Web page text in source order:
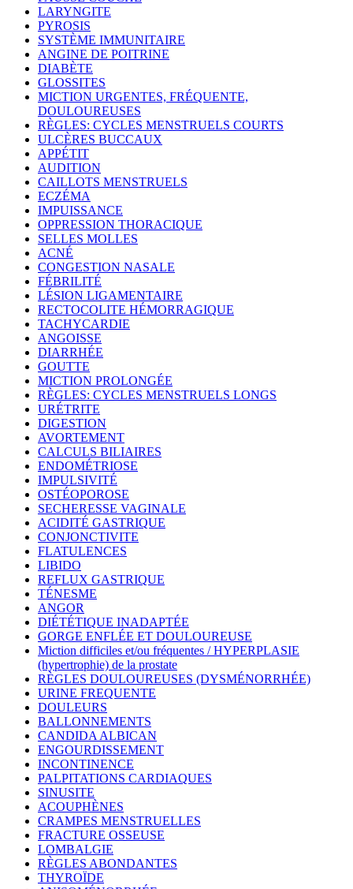
LARYNGITE
PYROSIS
SYSTÈME IMMUNITAIRE
ANGINE DE POITRINE
DIABÈTE
GLOSSITES
MICTION URGENTES, FRÉQUENTE,
DOULOUREUSES
RÈGLES: CYCLES MENSTRUELS COURTS
ULCÈRES BUCCAUX
APPÉTIT
AUDITION
CAILLOTS MENSTRUELS
ECZÉMA
IMPUISSANCE
OPPRESSION THORACIQUE
SELLES MOLLES
ACNÉ
CONGESTION NASALE
FÉBRILITÉ
LÉSION LIGAMENTAIRE
RECTOCOLITE HÉMORRAGIQUE
TACHYCARDIE
ANGOISSE
DIARRHÉE
GOUTTE
MICTION PROLONGÉE
RÈGLES: CYCLES MENSTRUELS LONGS
URÉTRITE
DIGESTION
AVORTEMENT
CALCULS BILIAIRES
ENDOMÉTRIOSE
IMPULSIVITÉ
OSTÉOPOROSE
SECHERESSE VAGINALE
ACIDITÉ GASTRIQUE
CONJONCTIVITE
FLATULENCES
LIBIDO
REFLUX GASTRIQUE
TÉNESME
ANGOR
DIÉTÉTIQUE INADAPTÉE
GORGE ENFLÉE ET DOULOUREUSE
Miction difficiles et/ou fréquentes / HYPERPLASIE
(hypertrophie) de la prostate
RÈGLES DOULOUREUSES (DYSMÉNORRHÉE)
URINE FREQUENTE
DOULEURS
BALLONNEMENTS
CANDIDA ALBICAN
ENGOURDISSEMENT
INCONTINENCE
PALPITATIONS CARDIAQUES
SINUSITE
ACOUPHÈNES
CRAMPES MENSTRUELLES
FRACTURE OSSEUSE
LOMBALGIE
RÈGLES ABONDANTES
THYROÏDE